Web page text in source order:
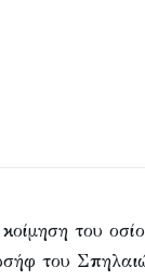
του
του